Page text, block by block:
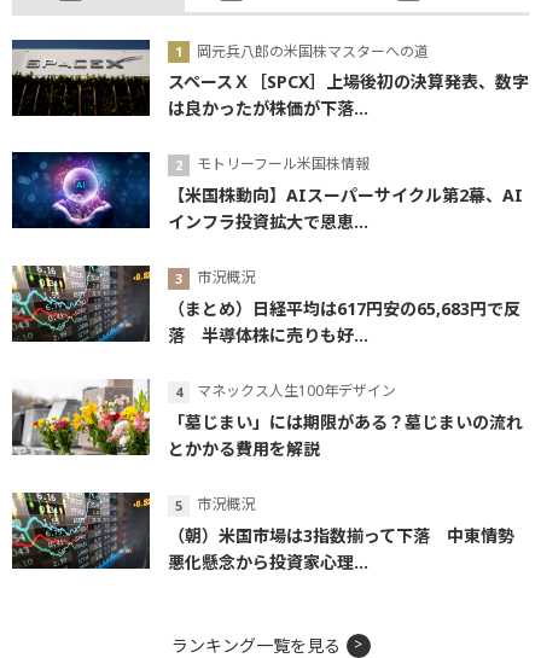
岡元兵八郎の米国株マスターへの道
スペースＸ［SPCX］上場後初の決算発表、数字
は良かったが株価が下落...
モトリーフール米国株情報
【米国株動向】AIスーパーサイクル第2幕、AI
インフラ投資拡大で恩恵...
市況概況
（まとめ）日経平均は617円安の65,683円で反
落 半導体株に売りも好...
マネックス人生100年デザイン
「墓じまい」には期限がある？墓じまいの流れ
とかかる費用を解説
市況概況
（朝）米国市場は3指数揃って下落 中東情勢
悪化懸念から投資家心理...
ランキング一覧を見る